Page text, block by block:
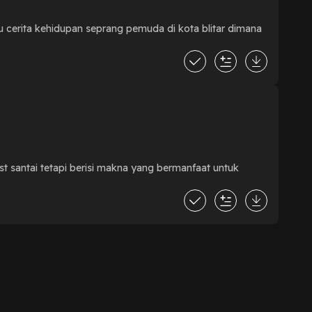
kehidupan seprang pemuda di kota blitar dimana
santai tetapi berisi makna yang bermanfaat untuk